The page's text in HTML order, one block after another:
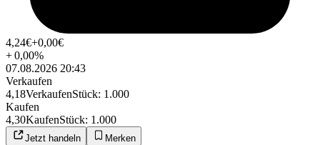
4,24€+0,00€
+0,00%
07.08.2026 20:43
Verkaufen
4,18VerkaufenStück: 1.000
Kaufen
4,30KaufenStück: 1.000
Jetzt handeln Merken